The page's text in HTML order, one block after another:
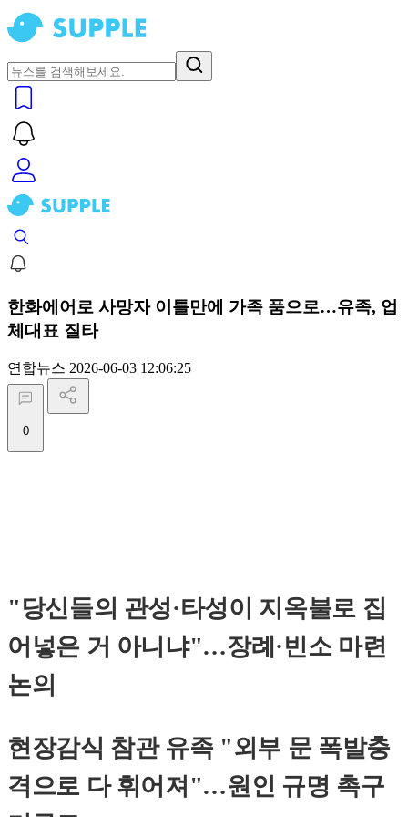
한화에어로 사망자 이틀만에 가족 품으로…유족, 업
체대표 질타
연합뉴스 2026-06-03 12:06:25
0
"당신들의 관성·타성이 지옥불로 집
어넣은 거 아니냐"…장례·빈소 마련
논의
현장감식 참관 유족 "외부 문 폭발충
격으로 다 휘어져"…원인 규명 촉구